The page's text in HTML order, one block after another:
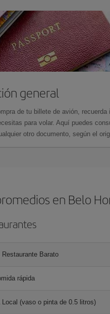
general
de tu billete de avión, recuerda
para volar. Aquí puedes
otro documento, según el
en Belo
Restaurante Barato
rápida
Local (vaso o pinta de 0.5 litros)